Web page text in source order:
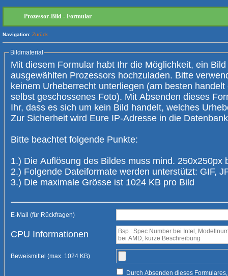
Prozessor-Bild - Formular
Navigation: Zurück
Bildmaterial
Mit diesem Formular habt Ihr die Möglichkeit, ein Bild
ausgewählten Prozessors hochzuladen. Bitte verwendet nur Bilder, die
keinem Urheberrecht unterliegen (am besten handelt es sich um ein
selbst geschossenes Foto). Mit Absenden dieses
Ihr, dass es sich um kein Bild handelt, welches Urheberrechte verletzt.
Zur Sicherheit wird Eure IP-
Bitte beachtet folgende Punkte:
1.) Die Auflösung des Bildes muss mind. 250x250px
2.) Folgende Dateiformate werden unterstützt: GIF,
3.) Die maximale Grösse ist 1024 KB pro Bild
E-Mail (für Rückfragen)
CPU Informationen
Beweismittel (max. 1024 KB)